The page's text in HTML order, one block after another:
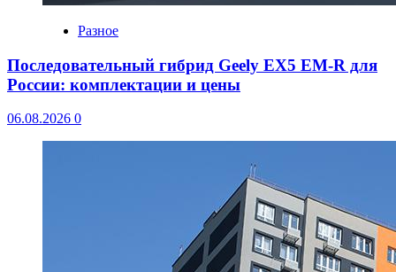
Разное
Последовательный гибрид Geely EX5 EM-R для
России: комплектации и цены
06.08.2026 0